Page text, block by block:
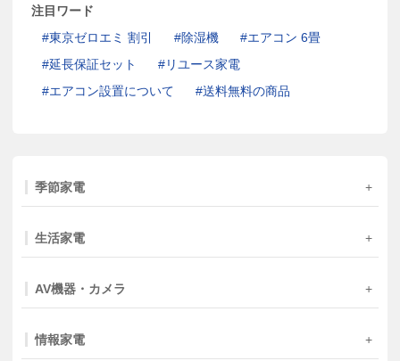
注目ワード
東京ゼロエミ 割引
除湿機
エアコン 6畳
延長保証セット
リユース家電
エアコン設置について
送料無料の商品
季節家電
生活家電
AV機器・カメラ
情報家電